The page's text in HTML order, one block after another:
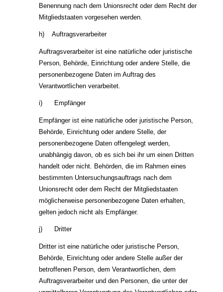
Benennung nach dem Unionsrecht oder dem Recht der
Mitgliedstaaten vorgesehen werden.
h) Auftragsverarbeiter
Auftragsverarbeiter ist eine natürliche oder juristische
Person, Behörde, Einrichtung oder andere Stelle, die
personenbezogene Daten im Auftrag des
Verantwortlichen verarbeitet.
i) Empfänger
Empfänger ist eine natürliche oder juristische Person,
Behörde, Einrichtung oder andere Stelle, der
personenbezogene Daten offengelegt werden,
unabhängig davon, ob es sich bei ihr um einen Dritten
handelt oder nicht. Behörden, die im Rahmen eines
bestimmten Untersuchungsauftrags nach dem
Unionsrecht oder dem Recht der Mitgliedstaaten
möglicherweise personenbezogene Daten erhalten,
gelten jedoch nicht als Empfänger.
j) Dritter
Dritter ist eine natürliche oder juristische Person,
Behörde, Einrichtung oder andere Stelle außer der
betroffenen Person, dem Verantwortlichen, dem
Auftragsverarbeiter und den Personen, die unter der